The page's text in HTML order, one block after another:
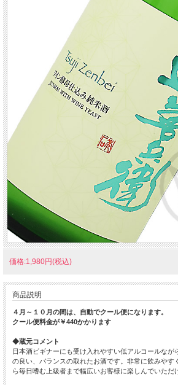
価格:1,980円(税込)
商品説明
４月～１０月の間は、自動でクール便になります。
クール便料金が￥440かかります
◆蔵元コメント
日本酒ビギナーにも受け入れやすい低アルコールなが
の良い、バランスの取れたお酒です。非常に飲みやす
ら毎日嗜む上級者まで幅広いお客様に楽しんでいただ